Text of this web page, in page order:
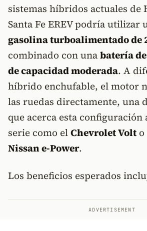
sistemas híbridos actuales de
Santa Fe EREV podría utilizar
gasolina turboalimentado de
combinado con unabatería
de capacidad moderada. A
híbrido enchufable, el motor
las ruedas directamente, una
que acerca esta
serie como elChevrolet Volt
Nissan e-Power.
Los beneficios esperados
ADVERTISEMENT